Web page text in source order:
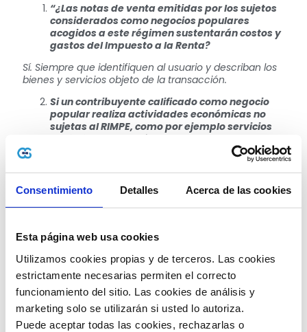
Consentimiento Detalles Acerca de las cookies
Esta página web usa cookies
Utilizamos cookies propias y de terceros. Las cookies
estrictamente necesarias permiten el correcto
funcionamiento del sitio. Las cookies de análisis y
marketing solo se utilizarán si usted lo autoriza.
Puede aceptar todas las cookies, rechazarlas o
“¿Las notas de venta emitidas por los sujetos
considerados como negocios populares
acogidos a este régimen sustentarán costos y
gastos del Impuesto a la Renta?
Sí. Siempre que identifiquen al usuario y describan los
bienes y servicios objeto de la transacción.
Si un contribuyente calificado como negocio
popular realiza actividades económicas no
sujetas al RIMPE, como por ejemplo servicios
profesionales, ¿qué comprobante de venta
Deberá emitir facturas exclusivamente por las
actividades no sujetas al RIMPE. Por las actividades
sujetas a dicho régimen emitirá notas de venta.
aplicables los beneficios tributarios
relacionados con los ingresos?
Sí se pueden aplicar los beneficios tributarios
relacionados con los ingresos previstos en la
normativa legal.
¿Puedo gozar de alguna rebaja o disminución
de la tarifa del Impuesto a la Renta